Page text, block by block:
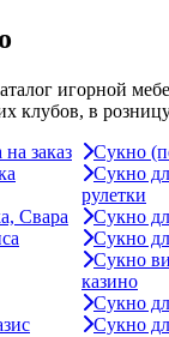
игорной
клубов, в
заказ
Сукно
Сукно
рулетки
Свара
Сукно
Сукно
Сукно
казино
Сукно
Сукно